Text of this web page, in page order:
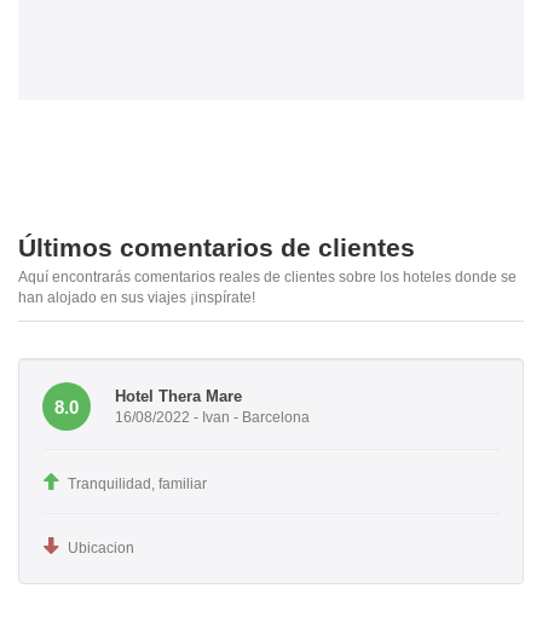
Últimos comentarios de clientes
Aquí encontrarás comentarios reales de clientes sobre los hoteles donde se
han alojado en sus viajes ¡inspírate!
8.0
Hotel Thera Mare
16/08/2022 - Ivan - Barcelona
Tranquilidad, familiar
Ubicacion